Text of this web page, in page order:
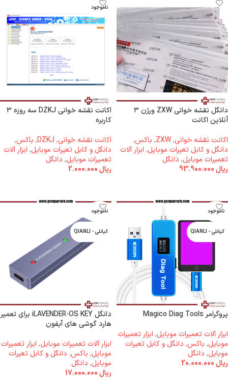
دانگل نقشه خوانی ZXW ورژن ۳
آنلاین اکانت
اکانت نقشه خوانی,
ZXW
,
باکس٬
دانگل و کابل تعیرات موبایل, ابزار آلات
تعمیرات موبایل, دانگل
ریال
ناموجود
اکانت نقشه خوانی DZKJ سه روزه ۳
کاربره
اکانت نقشه خوانی,
DZKJ
,
باکس٬
دانگل و کابل تعیرات موبایل, ابزار آلات
تعمیرات موبایل, دانگل
ریال
ناموجود
کیانلی - QIANLI
پروگرامر Magico Diag Tools
ابزار آلات تعمیرات موبایل, ابزار تعمیرات
موبایل,
باکس٬ دانگل و کابل تعیرات
موبایل, دانگل
ریال
ناموجود
کیانلی - QIANLI
دانگل iLAVENDER-OS KEY برای تعمیر
هارد گوشی های آیفون
ابزار آلات تعمیرات موبایل, ابزار تعمیرات
موبایل,
باکس٬ دانگل و کابل تعیرات
موبایل, دانگل
ریال